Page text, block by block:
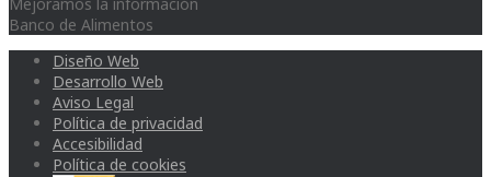
Banco de Alimentos
Diseño Web
Desarrollo Web
Aviso Legal
Política de privacidad
Accesibilidad
Política de cookies